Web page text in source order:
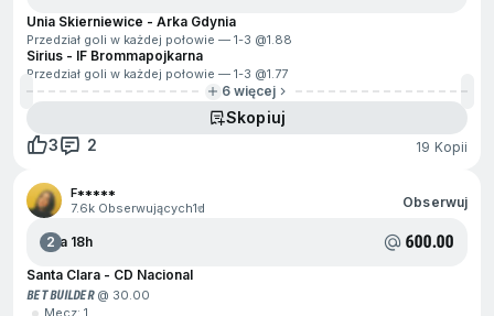
Unia Skierniewice - Arka Gdynia
Przedział goli w każdej połowie — 1-3 @1.88
Sirius - IF Brommapojkarna
Przedział goli w każdej połowie — 1-3 @1.77
6 więcej
Skopiuj
3
2 19 Kopii
F*****
7.6k Obserwujących1d Obserwuj
2Za 18h 600.00
Santa Clara - CD Nacional
BET BUILDER@ 30.00
Mecz: 1